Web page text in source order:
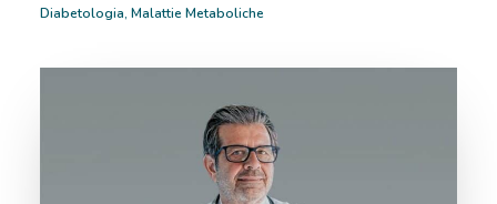
Diabetologia, Malattie Metaboliche